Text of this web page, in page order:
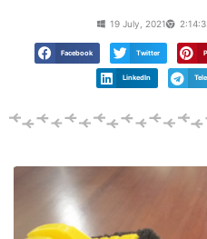
19 July, 2021
Facebook Twitter
LinkedIn